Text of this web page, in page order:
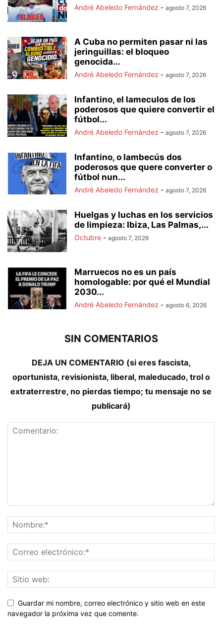
André Abeledo Fernández - agosto 7, 2026
A Cuba no permiten pasar ni las
jeringuillas: el bloqueo
genocida...
André Abeledo Fernández - agosto 7, 2026
Infantino, el lameculos de los
poderosos que quiere convertir el
fútbol...
André Abeledo Fernández - agosto 7, 2026
Infantino, o lambecús dos
poderosos que quere converter o
fútbol nun...
André Abeledo Fernández - agosto 7, 2026
Huelgas y luchas en los servicios
de limpieza: Ibiza, Las Palmas,...
Octubre - agosto 7, 2026
Marruecos no es un país
homologable: por qué el Mundial
2030...
André Abeledo Fernández - agosto 6, 2026
SIN COMENTARIOS
DEJA UN COMENTARIO (si eres fascista,
oportunista, revisionista, liberal, maleducado, trol o
extraterrestre, no pierdas tiempo; tu mensaje no se
publicará)
Guardar mi nombre, correo electrónico y sitio web en este
navegador la próxima vez que comente.